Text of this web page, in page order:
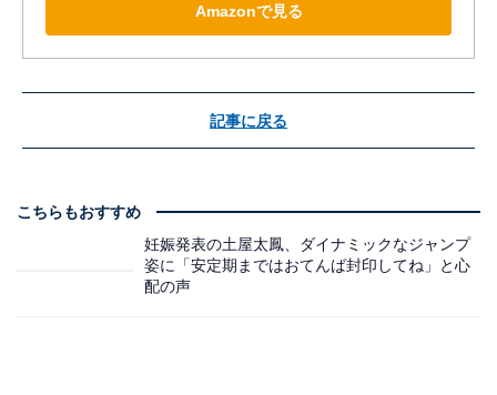
Amazonで見る
記事に戻る
こちらもおすすめ
妊娠発表の土屋太鳳、ダイナミックなジャンプ
姿に「安定期まではおてんば封印してね」と心
配の声